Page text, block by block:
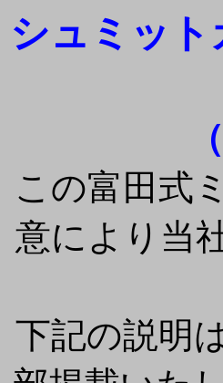
シュミッ
この富田式
意により当
下記の説明